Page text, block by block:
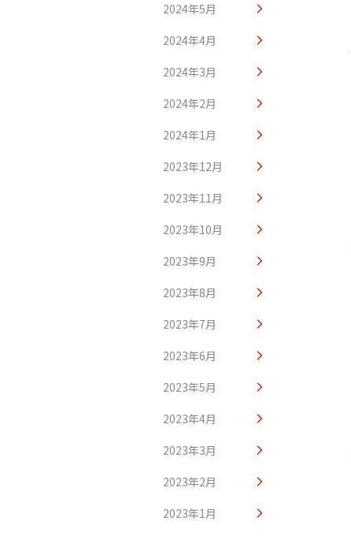
2024年5月
2024年4月
2024年3月
2024年2月
2024年1月
2023年12月
2023年11月
2023年10月
2023年9月
2023年8月
2023年7月
2023年6月
2023年5月
2023年4月
2023年3月
2023年2月
2023年1月